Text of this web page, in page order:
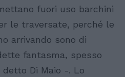
fuori uso barchini
le traversate, perché le
arrivando sono di
fantasma, spesso
Di Maio -. Lo